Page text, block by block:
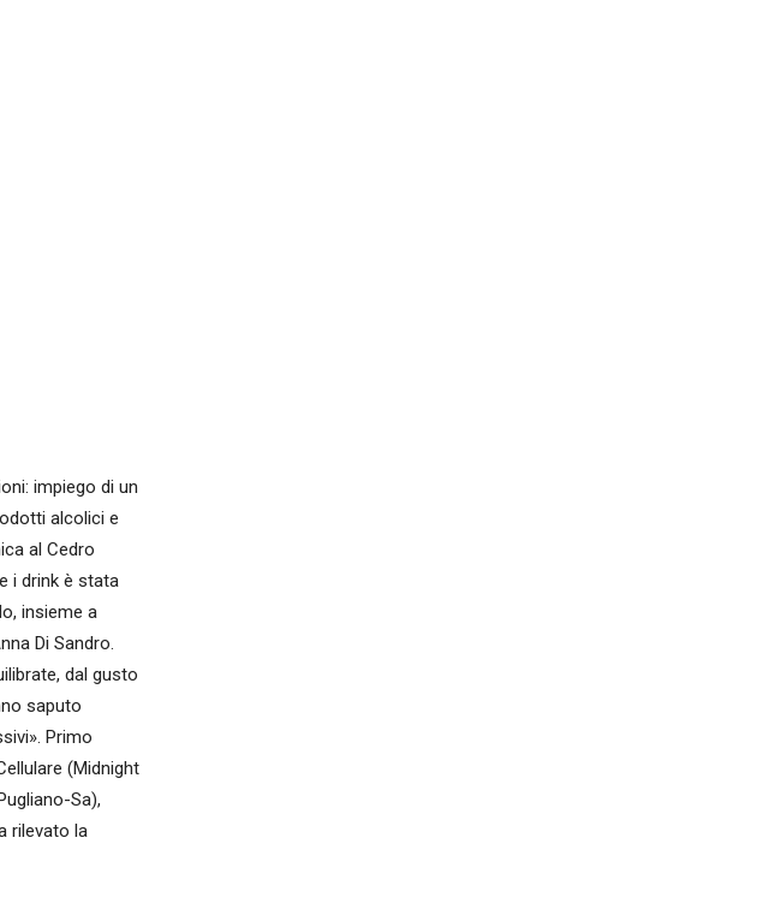
impiego di un
alcolici e
al Cedro
i drink è stata
insieme a
Di Sandro.
dal gusto
saputo
Primo
(Midnight
Sa),
rilevato la